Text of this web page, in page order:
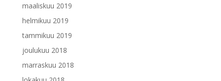
maaliskuu 2019
helmikuu 2019
tammikuu 2019
joulukuu 2018
marraskuu 2018